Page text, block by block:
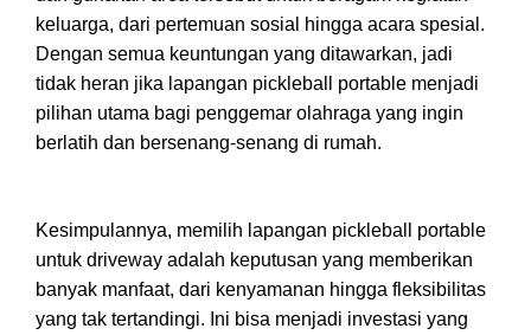
keluarga, dari pertemuan sosial hingga acara spesial.
Dengan semua keuntungan yang ditawarkan, jadi
tidak heran jika lapangan pickleball portable menjadi
pilihan utama bagi penggemar olahraga yang ingin
berlatih dan bersenang-senang di rumah.
Kesimpulannya, memilih lapangan pickleball portable
untuk driveway adalah keputusan yang memberikan
banyak manfaat, dari kenyamanan hingga fleksibilitas
yang tak tertandingi. Ini bisa menjadi investasi yang